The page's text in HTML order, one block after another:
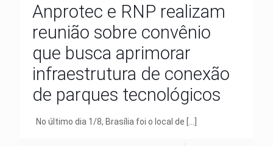
Anprotec e RNP realizam
reunião sobre convênio
que busca aprimorar
infraestrutura de conexão
de parques tecnológicos
No último dia 1/8, Brasília foi o local de